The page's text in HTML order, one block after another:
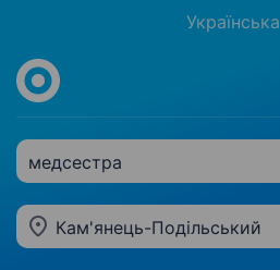
Українська
медсестра
Кам'янець-Подільський